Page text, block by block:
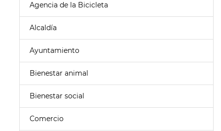
Agencia de la Bicicleta
Alcaldía
Ayuntamiento
Bienestar animal
Bienestar social
Comercio